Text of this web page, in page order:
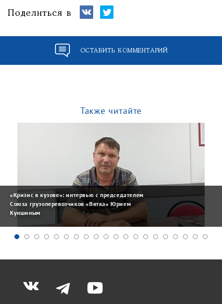
Поделиться в
ОСТАВИТЬ КОММЕНТАРИЙ
Также читайте
«Кризис в кузове»: интервью с председателем
Союза грузоперевозчиков «Вятка» Юрием
Куншиным